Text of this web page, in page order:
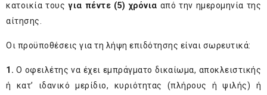
κατοικία τους για πέντε (5) χρόνια από την ημερομηνία της
αίτησης.
Οι προϋποθέσεις για τη λήψη επιδότησης είναι σωρευτικά:
1. Ο οφειλέτης να έχει εμπράγματο δικαίωμα, αποκλειστικής
ή κατ’ ιδανικό μερίδιο, κυριότητας (πλήρους ή ψιλής) ή